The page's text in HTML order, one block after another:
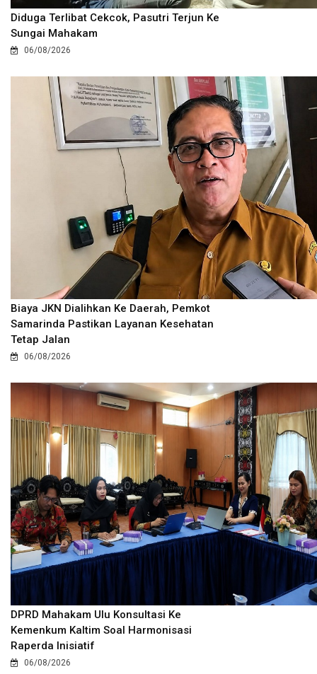
Diduga Terlibat Cekcok, Pasutri Terjun Ke
Sungai Mahakam
06/08/2026
Biaya JKN Dialihkan Ke Daerah, Pemkot
Samarinda Pastikan Layanan Kesehatan
Tetap Jalan
06/08/2026
DPRD Mahakam Ulu Konsultasi Ke
Kemenkum Kaltim Soal Harmonisasi
Raperda Inisiatif
06/08/2026